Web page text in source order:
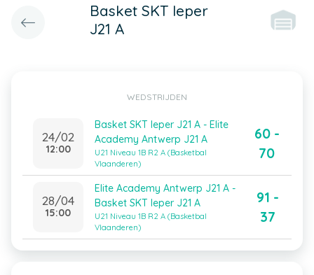
Basket SKT Ieper
J21 A
WEDSTRIJDEN
24/02
12:00
Basket SKT Ieper J21 A - Elite
Academy Antwerp J21 A
U21 Niveau 1B R2 A (Basketbal
Vlaanderen)
60 -
70
28/04
15:00
Elite Academy Antwerp J21 A -
Basket SKT Ieper J21 A
U21 Niveau 1B R2 A (Basketbal
Vlaanderen)
91 -
37